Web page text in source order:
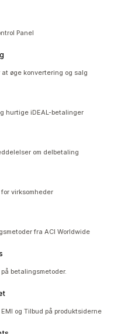
Panel
øge konvertering og salg
hurtige iDEAL-betalinger
om delbetaling
virksomheder
fra ACI Worldwide
betalingsmetoder.
og Tilbud på produktsiderne